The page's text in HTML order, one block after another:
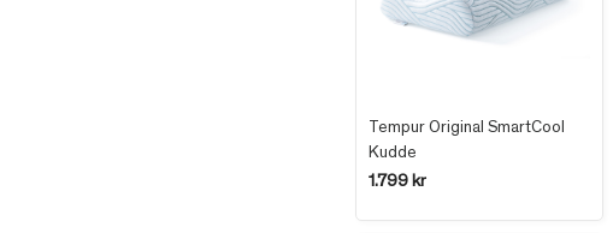
Tempur Original SmartCool
Kudde
1.799 kr